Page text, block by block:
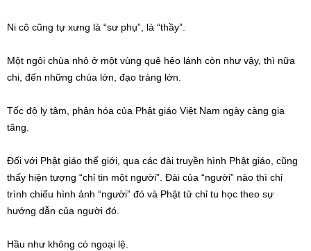
Ni cô cũng tự xưng là “sư phụ”, là “thầy”.
Một ngôi chùa nhỏ ở một vùng quê hẻo lánh còn như vậy, thì nữa
chi, đến những chùa lớn, đạo tràng lớn.
Tốc độ ly tâm, phân hóa của Phật giáo Việt Nam ngày càng gia
tăng.
Đối với Phật giáo thế giới, qua các đài truyền hình Phật giáo, cũng
thấy hiện tượng “chỉ tin một người”. Đài của “người” nào thì chỉ
trình chiếu hình ảnh “người” đó và Phật tử chỉ tu học theo sự
hướng dẫn của người đó.
Hầu như không có ngoại lệ.